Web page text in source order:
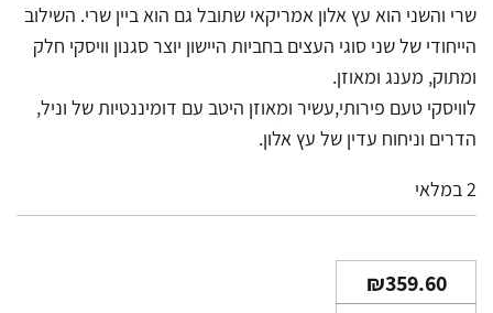
שרי והשני הוא עץ אלון אמריקאי שתובל גם הוא ביין שרי. השילוב
הייחודי של שני סוגי העצים בחביות היישון יוצר סגנון וויסקי חלק
ומתוק, מענג ומאוזן.
לוויסקי טעם פירותי,עשיר ומאוזן היטב עם דומיננטיות של וניל,
הדרים וניחוח עדין של עץ אלון.
2 במלאי
₪359.60